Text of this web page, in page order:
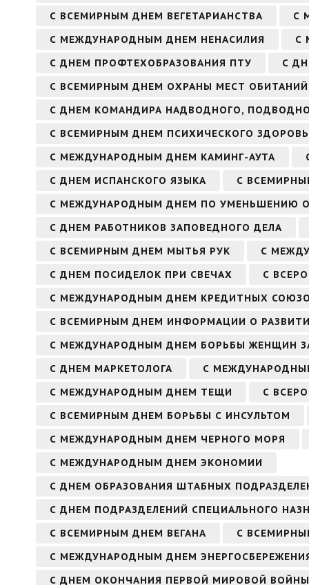
С ВСЕМИРНЫМ ДНЕМ ВЕГЕТАРИАНСТВА
С
С МЕЖДУНАРОДНЫМ ДНЕМ НЕНАСИЛИЯ
С
С ДНЕМ ПРОФТЕХОБРАЗОВАНИЯ ПТУ
С
С ВСЕМИРНЫМ ДНЕМ ОХРАНЫ МЕСТ ОБИТАНИЙ
С ДНЕМ КОМАНДИРА НАДВОДНОГО,
С ВСЕМИРНЫМ ДНЕМ ПСИХИЧЕСКОГО
С МЕЖДУНАРОДНЫМ ДНЕМ КАМИНГ-АУТА
С ДНЕМ ИСПАНСКОГО ЯЗЫКА
С
С МЕЖДУНАРОДНЫМ ДНЕМ ПО УМЕНЬШЕНИЮ
С ДНЕМ РАБОТНИКОВ ЗАПОВЕДНОГО ДЕЛА
С ВСЕМИРНЫМ ДНЕМ МЫТЬЯ РУК
С
С ДНЕМ ПОСИДЕЛОК ПРИ СВЕЧАХ
С
С МЕЖДУНАРОДНЫМ ДНЕМ КРЕДИТНЫХ
С ВСЕМИРНЫМ ДНЕМ ИНФОРМАЦИИ О
С МЕЖДУНАРОДНЫМ ДНЕМ БОРЬБЫ ЖЕНЩИН
С ДНЕМ МАРКЕТОЛОГА
С
С МЕЖДУНАРОДНЫМ ДНЕМ ТЕЩИ
С
С ВСЕМИРНЫМ ДНЕМ БОРЬБЫ С ИНСУЛЬТОМ
С МЕЖДУНАРОДНЫМ ДНЕМ ЧЕРНОГО МОРЯ
С МЕЖДУНАРОДНЫМ ДНЕМ ЭКОНОМИИ
С ДНЕМ ОБРАЗОВАНИЯ ШТАБНЫХ
С ДНЕМ ПОДРАЗДЕЛЕНИЙ СПЕЦИАЛЬНОГО
С ВСЕМИРНЫМ ДНЕМ ВЕГАНА
С
С МЕЖДУНАРОДНЫМ ДНЕМ
С ДНЕМ ОКОНЧАНИЯ ПЕРВОЙ МИРОВОЙ ВОЙНЫ